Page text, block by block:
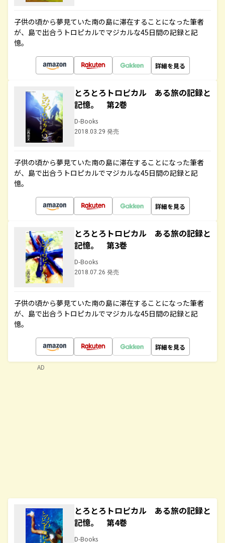
子供の頃から夢見ていた南の島に滞在することになった筆者
が、島で出合うトロピカルでマジカルな45日間の記録と記
憶。
詳細を見る
とろとろトロピカル ある旅の記録と
記憶。 第2巻
D-Books
2018.03.29 発売
子供の頃から夢見ていた南の島に滞在することになった筆者
が、島で出合うトロピカルでマジカルな45日間の記録と記
憶。
詳細を見る
とろとろトロピカル ある旅の記録と
記憶。 第3巻
D-Books
2018.07.26 発売
子供の頃から夢見ていた南の島に滞在することになった筆者
が、島で出合うトロピカルでマジカルな45日間の記録と記
憶。
詳細を見る
とろとろトロピカル ある旅の記録と
記憶。 第4巻
D-Books
AD